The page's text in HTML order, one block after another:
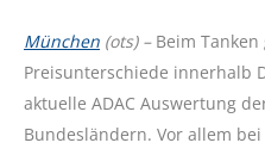
München (ots) – Beim
Preisunterschiede innerhalb
aktuelle ADAC Auswertung
Bundesländern. Vor allem